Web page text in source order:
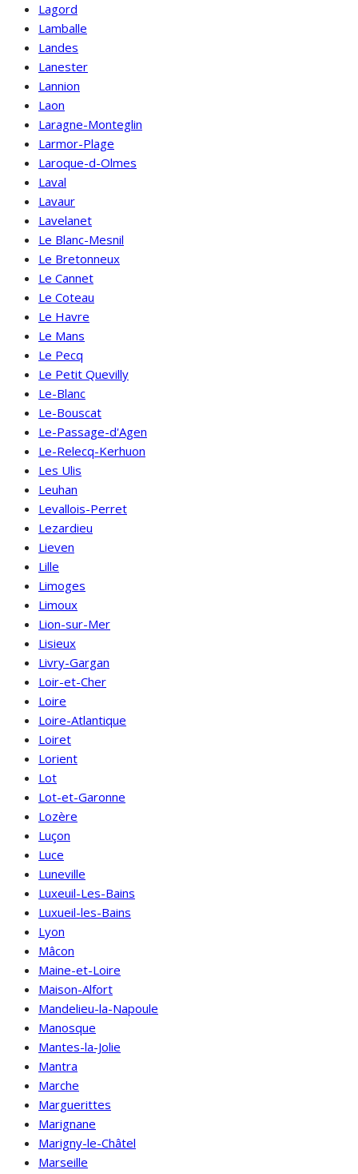
Lagord
Lamballe
Landes
Lanester
Lannion
Laon
Laragne-Monteglin
Larmor-Plage
Laroque-d-Olmes
Laval
Lavaur
Lavelanet
Le Blanc-Mesnil
Le Bretonneux
Le Cannet
Le Coteau
Le Havre
Le Mans
Le Pecq
Le Petit Quevilly
Le-Blanc
Le-Bouscat
Le-Passage-d'Agen
Le-Relecq-Kerhuon
Les Ulis
Leuhan
Levallois-Perret
Lezardieu
Lieven
Lille
Limoges
Limoux
Lion-sur-Mer
Lisieux
Livry-Gargan
Loir-et-Cher
Loire
Loire-Atlantique
Loiret
Lorient
Lot
Lot-et-Garonne
Lozère
Luçon
Luce
Luneville
Luxeuil-Les-Bains
Luxueil-les-Bains
Lyon
Mâcon
Maine-et-Loire
Maison-Alfort
Mandelieu-la-Napoule
Manosque
Mantes-la-Jolie
Mantra
Marche
Marguerittes
Marignane
Marigny-le-Châtel
Marseille